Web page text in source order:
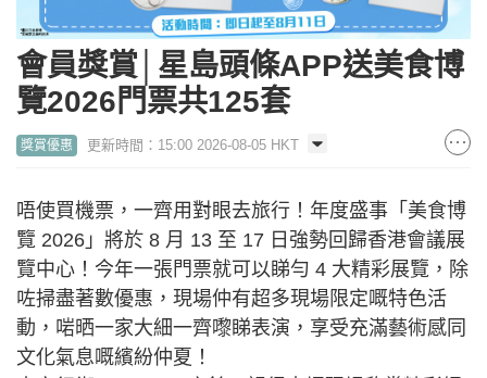
會員獎賞│星島頭條APP送美食博
覽2026門票共125套
獎賞優惠 更新時間：15:00 2026-08-05 HKT
唔使買機票，一齊用對眼去旅行！年度盛事「美食博
覽 2026」將於 8 月 13 至 17 日強勢回歸香港會議展
覽中心！今年一張門票就可以睇勻 4 大精彩展覽，除
咗掃盡著數優惠，現場仲有超多現場限定嘅特色活
動，啱晒一家大細一齊嚟睇表演，享受充滿藝術感同
文化氣息嘅繽紛仲夏！